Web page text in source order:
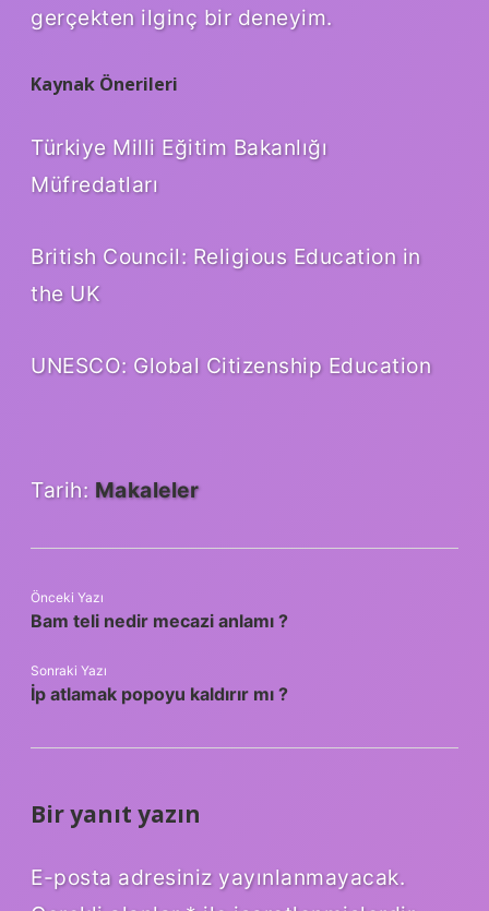
gerçekten ilginç bir deneyim.
Kaynak Önerileri
Türkiye Milli Eğitim Bakanlığı
Müfredatları
British Council: Religious Education in
the UK
UNESCO: Global Citizenship Education
Tarih: Makaleler
Önceki Yazı
Bam teli nedir mecazi anlamı ?
Sonraki Yazı
İp atlamak popoyu kaldırır mı ?
Bir yanıt yazın
E-posta adresiniz yayınlanmayacak.